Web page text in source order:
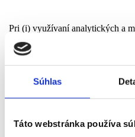
Súhlas
Táto webstránka používa
Pri (i) využívaní analytických a
na webovej stránke
Prevádzkovateľa
ochrane osobných údajov,